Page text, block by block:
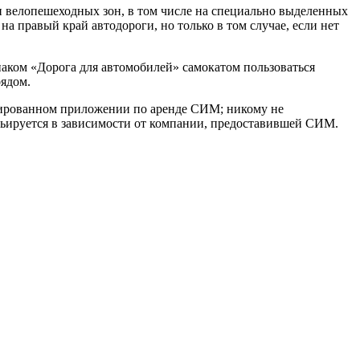
велопешеходных зон, в том числе на специально выделенных
правый край автодороги, но только в том случае, если нет
«Дорога для автомобилей» самокатом пользоваться
приложении по аренде СИМ; никому не
в зависимости от компании, предоставившей СИМ.